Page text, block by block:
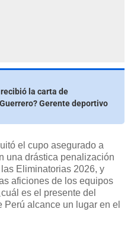
recibió la carta de
Gerente deportivo
el cupo asegurado a
una drástica penalización
Eliminatorias 2026, y
aficiones de los equipos
es el presente del
Perú alcance un lugar en el